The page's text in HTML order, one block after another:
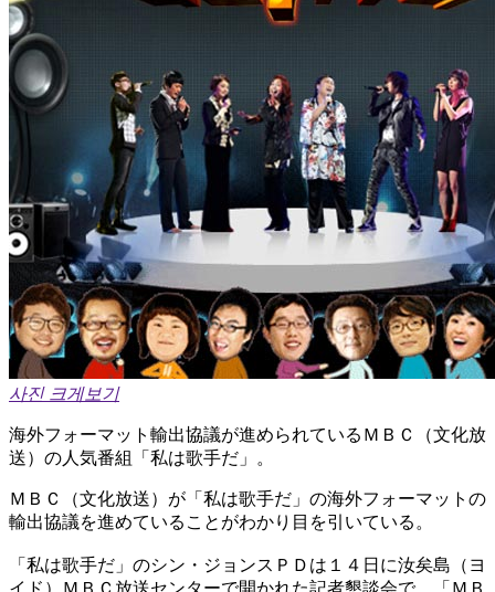
사진 크게보기
海外フォーマット輸出協議が進められているＭＢＣ（文化放
送）の人気番組「私は歌手だ」。
ＭＢＣ（文化放送）が「私は歌手だ」の海外フォーマットの
輸出協議を進めていることがわかり目を引いている。
「私は歌手だ」のシン・ジョンスＰＤは１４日に汝矣島（ヨ
イド）ＭＢＣ放送センターで開かれた記者懇談会で、「ＭＢ